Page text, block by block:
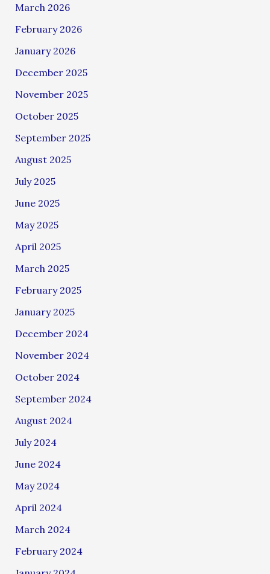
March 2026
February 2026
January 2026
December 2025
November 2025
October 2025
September 2025
August 2025
July 2025
June 2025
May 2025
April 2025
March 2025
February 2025
January 2025
December 2024
November 2024
October 2024
September 2024
August 2024
July 2024
June 2024
May 2024
April 2024
March 2024
February 2024